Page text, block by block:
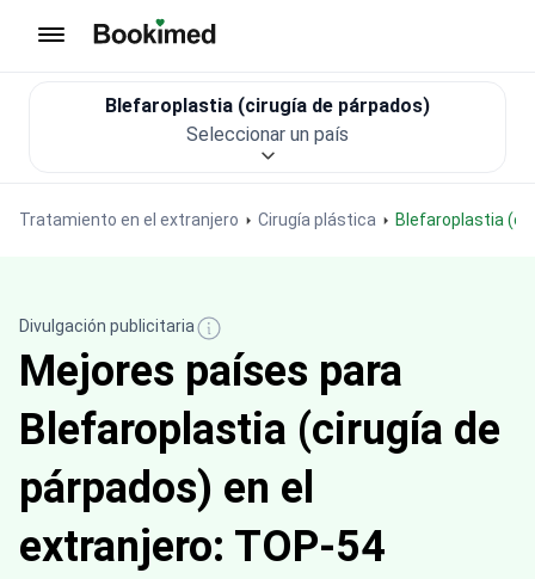
Tratamiento en el extranjero Cirugía plástica Blefaroplastia
Blefaroplastia (cirugía de párpados)
Seleccionar un país
Divulgación publicitaria
Mejores países para
Blefaroplastia (cirugía de
párpados) en el
extranjero: TOP-54